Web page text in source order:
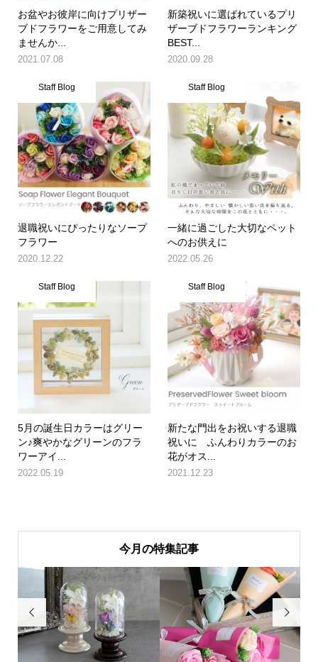
お盆やお彼岸に向けプリザー
ブドフラワーをご用意してみ
ませんか...
2021.07.08
新築祝いに選ばれているプリ
ザーブドフラワーランキング
BEST...
2020.09.28
Staff Blog
退職祝いにぴったりなソープ
フラワー
2020.12.22
Staff Blog
一緒に過ごした大切なペット
へのお供えに
2022.05.26
Staff Blog
5月の誕生日カラーはグリー
ン♪爽やかなグリーンのフラ
ワーアイ...
2022.05.19
Staff Blog
新たな門出をお祝いする退職
祝いに ふんわりカラーのお
花がオス...
2021.12.23
今月の特集記事
 